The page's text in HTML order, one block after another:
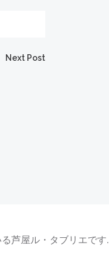
Next Post
芦屋ル・タブリエで